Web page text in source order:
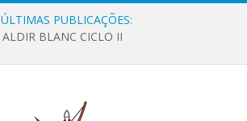
ÚLTIMAS PUBLICAÇÕES:
ALDIR BLANC CICLO II